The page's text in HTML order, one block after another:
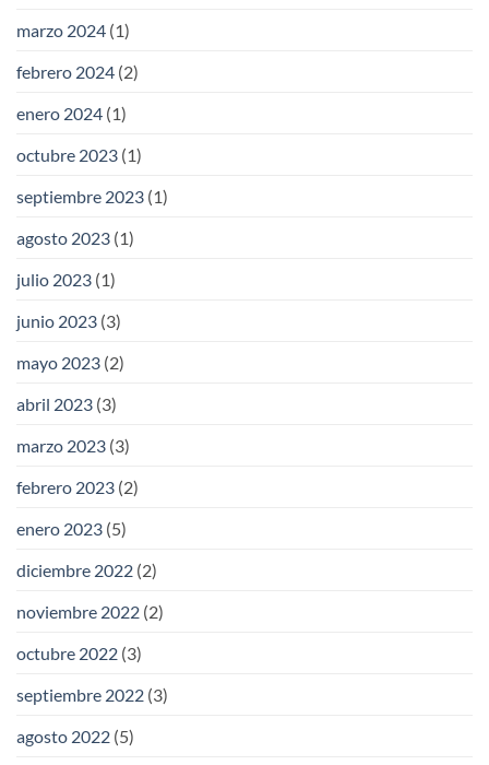
marzo 2024 (1)
febrero 2024 (2)
enero 2024 (1)
octubre 2023 (1)
septiembre 2023 (1)
agosto 2023 (1)
julio 2023 (1)
junio 2023 (3)
mayo 2023 (2)
abril 2023 (3)
marzo 2023 (3)
febrero 2023 (2)
enero 2023 (5)
diciembre 2022 (2)
noviembre 2022 (2)
octubre 2022 (3)
septiembre 2022 (3)
agosto 2022 (5)